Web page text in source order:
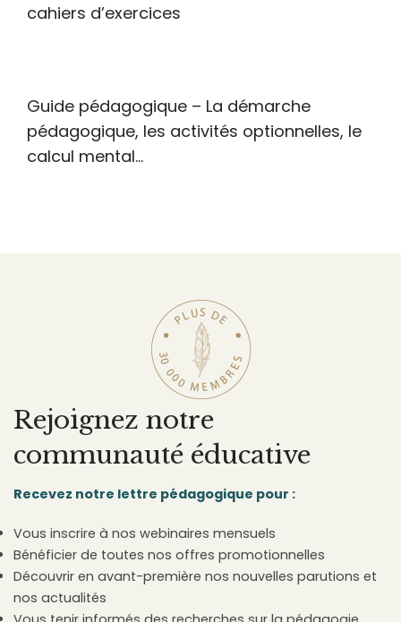
cahiers d’exercices
Guide pédagogique – La démarche
pédagogique, les activités optionnelles, le
calcul mental…
Rejoignez notre
communauté éducative
Recevez notre lettre pédagogique pour :
Vous inscrire à nos webinaires mensuels
Bénéficier de toutes nos offres promotionnelles
Découvrir en avant-première nos nouvelles parutions et
nos actualités